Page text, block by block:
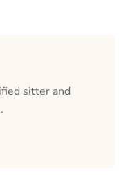
sitter and